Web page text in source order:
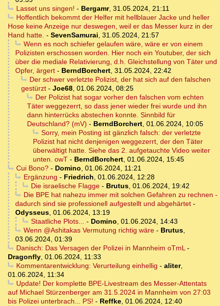
Lasset uns singen! - Bergamr, 31.05.2024, 21:11
Hoffentlich bekommt der Helfer mit hellblauer Jacke und heller
Hose keine Anzeige nur deswegen, weil er das Messer kurz in der
Hand hatte. - SevenSamurai, 31.05.2024, 21:57
Wenn es noch schiefer gelaufen wäre, wäre er von einem
Polizisten erschossen worden. Hier noch ein Youtuber, der sich
über die mediale Relativierung, d.h. Gleichstellung von Täter und
Opfer, ärgert - BerndBorchert, 31.05.2024, 22:42
Der schwer verletzte Polizist, der hat sich auf den falschen
gestürzt - Joe68, 01.06.2024, 08:25
Der Polizist hat sogar vorher den falschen vom echten
Täter weggezerrt, so dass jener wieder frei wurde und ihn
dann hinterrücks abstechen konnte. Sinnbild für
Deutschland? (mV) - BerndBorchert, 01.06.2024, 10:05
Sorry, mein Posting ist gänzlich falsch: der verletzte
Polizist hat nicht denjenigen weggezerrt, der den Täter
überwältigt hatte. Siehe das 2. aufgetauchte Video weiter
unten. owT - BerndBorchert, 01.06.2024, 15:45
Cui Bono?- Domino, 01.06.2024, 11:21
Ergänzung - Friedrich, 01.06.2024, 12:28
Die israelische Flagge- Brutus, 01.06.2024, 19:42
Die BPE hat nahezu immer mit solchen Gefahren zu rechnen -
dadurch sind sie professionell aufgestellt und abgehärtet -
Odysseus, 01.06.2024, 13:19
Staatliche Plots... - Domino, 01.06.2024, 14:43
Wenn @Ashitakas Vermutung richtig wäre- Brutus,
03.06.2024, 01:39
Danisch: Das Versagen der Polizei in Mannheim oTmL-
Dragonfly, 01.06.2024, 11:33
Kommentarentwicklung: Verurteilung einhellig - aliter,
01.06.2024, 11:34
Update! Der komplette BPE-Livestream des Messer-Attentats
auf Michael Stürzenberger am 31.5.2024 in Mannheim von 27:03
bis Polizei unterbrach... PS! - Reffke, 01.06.2024, 12:40